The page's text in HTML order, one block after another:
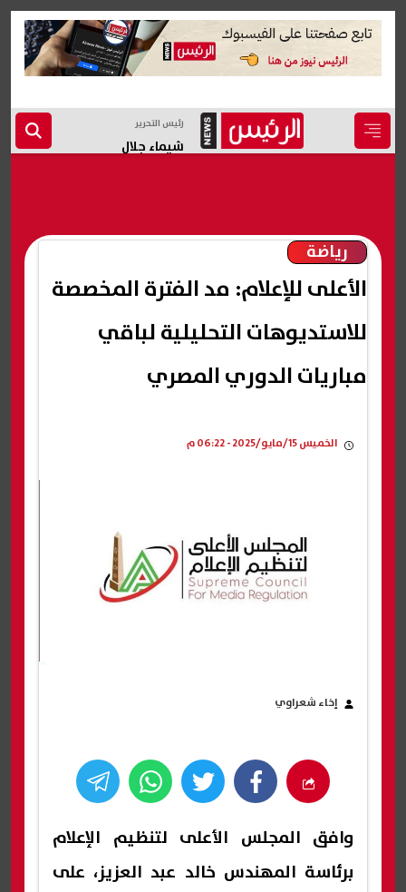
رئيس التحرير
شيماء جلال
رياضة
الأعلى للإعلام: مد الفترة المخصصة
للاستديوهات التحليلية لباقي
مباريات الدوري المصري
الخميس 15/مايو/2025 - 06:22 م
إخاء شعراوي
وافق المجلس الأعلى لتنظيم الإعلام
برئاسة المهندس خالد عبد العزيز، على